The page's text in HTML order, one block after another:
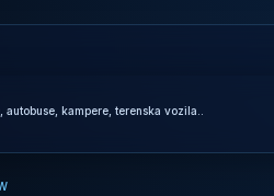
kampere, terenska vozila..